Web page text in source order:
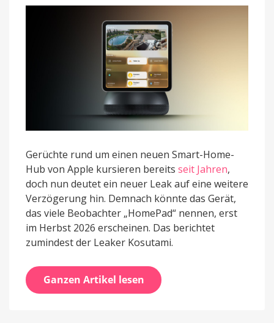
als
gedacht
Gerüchte rund um einen neuen Smart-Home-
Hub von Apple kursieren bereits seit Jahren,
doch nun deutet ein neuer Leak auf eine weitere
Verzögerung hin. Demnach könnte das Gerät,
das viele Beobachter „HomePad“ nennen, erst
im Herbst 2026 erscheinen. Das berichtet
zumindest der Leaker Kosutami.
Ganzen Artikel lesen